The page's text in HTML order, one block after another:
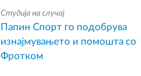
Студија на случај
Папин Спорт го подобрува
изнајмувањето и помошта со
Фротком